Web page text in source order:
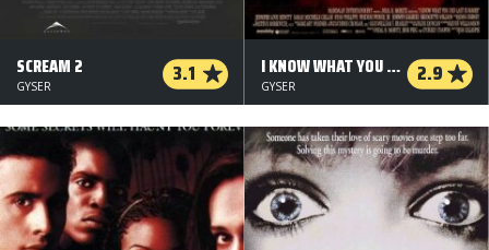
SCREAM 2 3.1
GYSER
I KNOW WHAT YOU DID LAST SUMMER 2.9
GYSER